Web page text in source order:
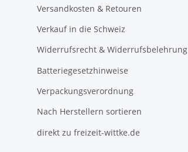
Versandkosten & Retouren
Verkauf in die Schweiz
Widerrufsrecht & Widerrufsbelehrung
Batteriegesetzhinweise
Verpackungsverordnung
Nach Herstellern sortieren
direkt zu freizeit-wittke.de